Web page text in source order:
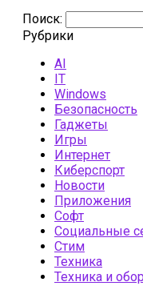
Поиск:
Рубрики
AI
IT
Windows
Безопасность
Гаджеты
Игры
Интернет
Киберспорт
Новости
Приложения
Софт
Социальные
Стим
Техника
Техника и